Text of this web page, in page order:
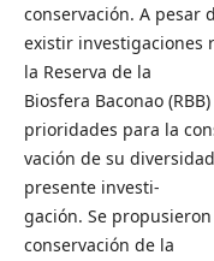
conservación. A pesar
existir investigaciones
la Reserva de la
Biosfera Baconao
prioridades para la
vación de su
presente investi-
gación. Se
conservación de la